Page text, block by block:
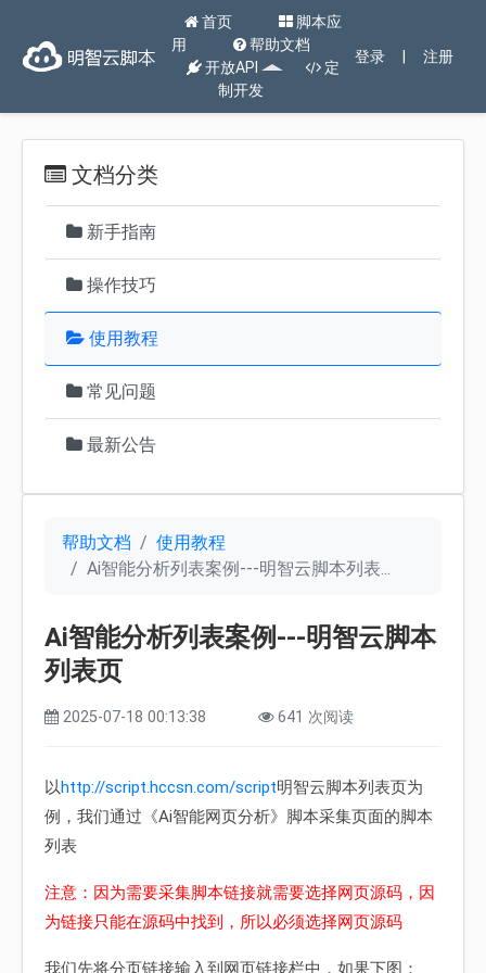
首页
脚本应
用
帮助文档
开放API
定
制开发
登录 | 注册
文档分类
新手指南
操作技巧
使用教程
常见问题
最新公告
帮助文档
使用教程
Ai智能分析列表案例---明智云脚本列表...
Ai智能分析列表案例---明智云脚本
列表页
2025-07-18 00:13:38 641 次阅读
以http://script.hccsn.com/script明智云脚本列表页为
例，我们通过《Ai智能网页分析》脚本采集页面的脚本
列表
注意：因为需要采集脚本链接就需要选择网页源码，因
为链接只能在源码中找到，所以必须选择网页源码
我们先将分页链接输入到网页链接栏中，如果下图：